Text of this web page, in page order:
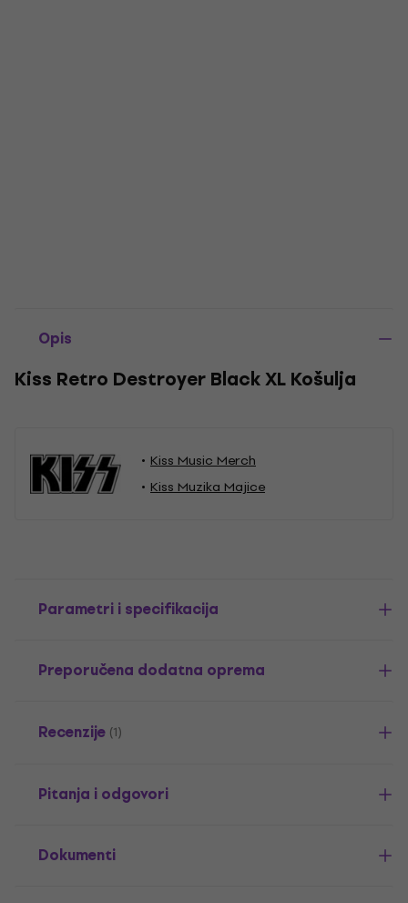
Opis
Kiss Retro Destroyer Black XL Košulja
Kiss Music Merch
Kiss Muzika Majice
Parametri i specifikacija
Preporučena dodatna oprema
Recenzije (1)
Pitanja i odgovori
Dokumenti